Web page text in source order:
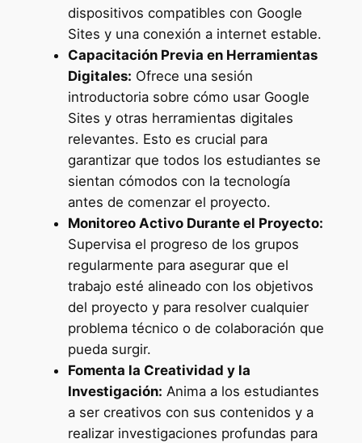
dispositivos compatibles con Google
Sites y una conexión a internet estable.
Capacitación Previa en Herramientas
Digitales: Ofrece una sesión
introductoria sobre cómo usar Google
Sites y otras herramientas digitales
relevantes. Esto es crucial para
garantizar que todos los estudiantes se
sientan cómodos con la tecnología
antes de comenzar el proyecto.
Monitoreo Activo Durante el Proyecto:
Supervisa el progreso de los grupos
regularmente para asegurar que el
trabajo esté alineado con los objetivos
del proyecto y para resolver cualquier
problema técnico o de colaboración que
pueda surgir.
Fomenta la Creatividad y la
Investigación: Anima a los estudiantes
a ser creativos con sus contenidos y a
realizar investigaciones profundas para